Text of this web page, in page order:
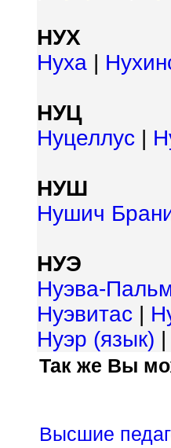
НУХ
Нуха |
НУЦ
Нуцеллус |
НУШ
Нушич
НУЭ
Нуэва-
Нуэвитас |
Нуэр (язык) |
Так же Вы
Высшие